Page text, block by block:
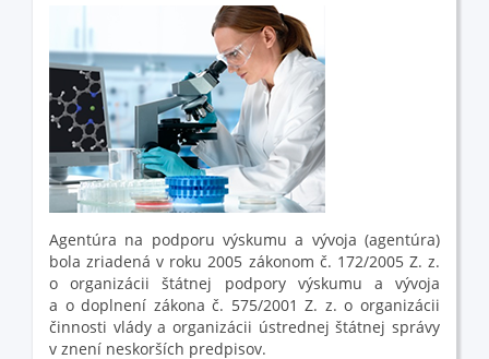
Agentúra na podporu výskumu a vývoja (agentúra)
bola zriadená v roku 2005 zákonom č. 172/2005 Z. z.
o organizácii štátnej podpory výskumu a vývoja
a o doplnení zákona č. 575/2001 Z. z. o organizácii
činnosti vlády a organizácii ústrednej štátnej správy
v znení neskorších predpisov.